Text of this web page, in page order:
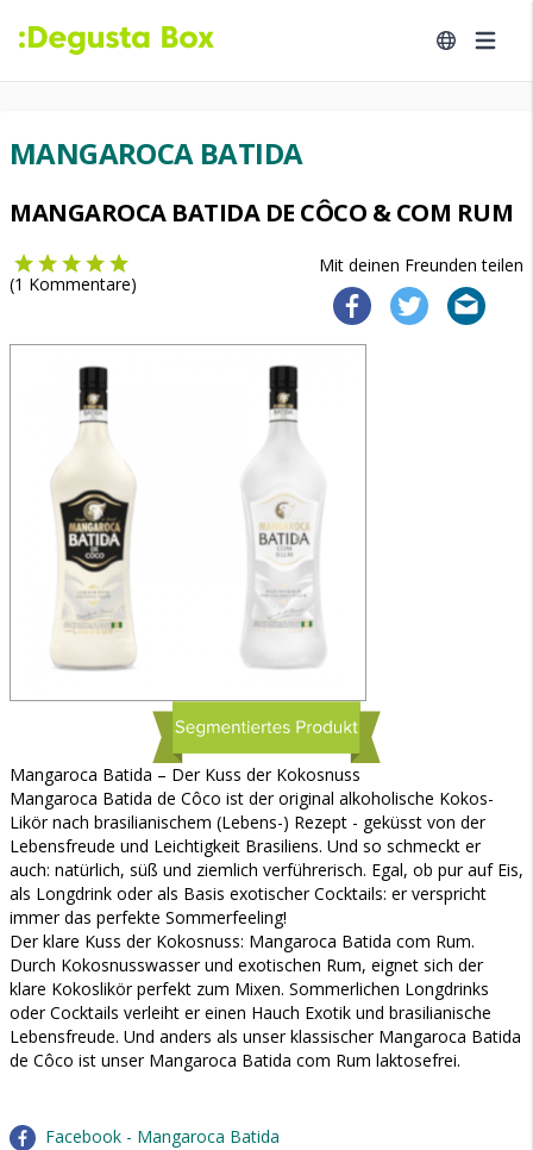
MANGAROCA BATIDA
MANGAROCA BATIDA DE CÔCO & COM RUM
Mit deinen Freunden teilen
(1 Kommentare)
Mangaroca Batida – Der Kuss der Kokosnuss
Mangaroca Batida de Côco ist der original alkoholische Kokos-
Likör nach brasilianischem (Lebens-) Rezept - geküsst von der
Lebensfreude und Leichtigkeit Brasiliens. Und so schmeckt er
auch: natürlich, süß und ziemlich verführerisch. Egal, ob pur auf Eis,
als Longdrink oder als Basis exotischer Cocktails: er verspricht
immer das perfekte Sommerfeeling!
Der klare Kuss der Kokosnuss: Mangaroca Batida com Rum.
Durch Kokosnusswasser und exotischen Rum, eignet sich der
klare Kokoslikör perfekt zum Mixen. Sommerlichen Longdrinks
oder Cocktails verleiht er einen Hauch Exotik und brasilianische
Lebensfreude. Und anders als unser klassischer Mangaroca Batida
de Côco ist unser Mangaroca Batida com Rum laktosefrei.
Facebook - Mangaroca Batida